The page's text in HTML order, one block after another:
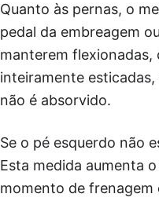
Quanto às pernas, o
pedal da embreagem
manterem flexionadas,
inteiramente
não é absorvido.
Se o pé esquerdo não
Esta medida aumenta
momento de frenagem